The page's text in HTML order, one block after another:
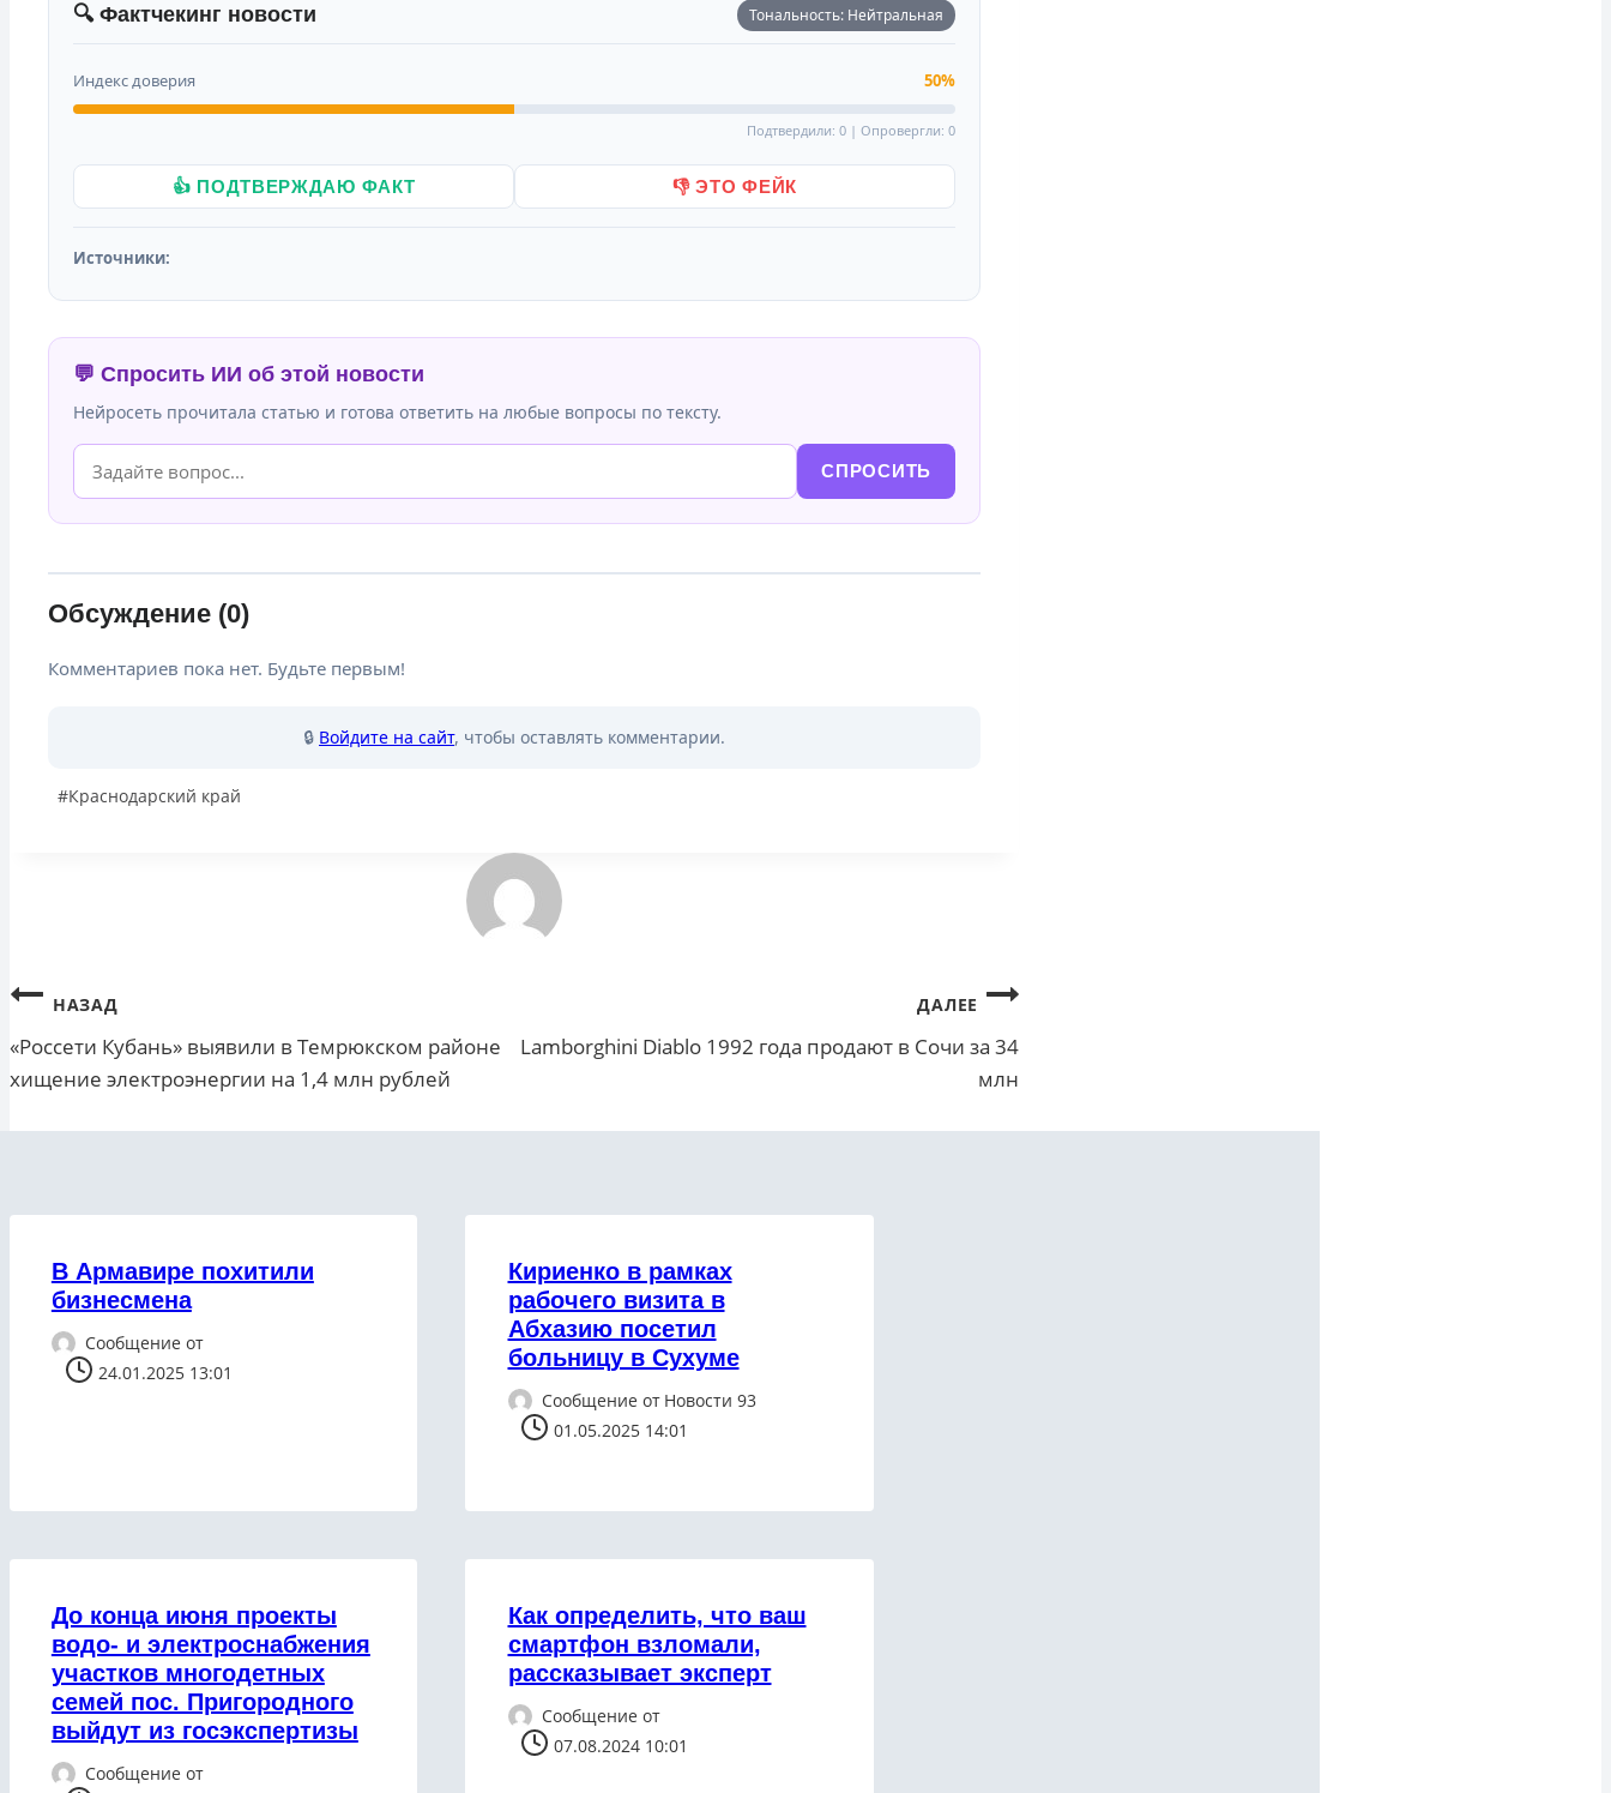
🔍 Фактчекинг новости Тональность: Нейтральная
Индекс доверия 50%
Подтвердили: 0 | Опровергли: 0
👍 ПОДТВЕРЖДАЮ ФАКТ 👎 ЭТО ФЕЙК
Источники:
💬 Спросить ИИ об этой новости
Нейросеть прочитала статью и готова ответить на любые вопросы по тексту.
СПРОСИТЬ
Обсуждение (0)
Комментариев пока нет. Будьте первым!
🔒 Войдите на сайт, чтобы оставлять комментарии.
Метки
#Краснодарский край
Навигация
по
НАЗАД
«Россети Кубань» выявили в Темрюкском районе
хищение электроэнергии на 1,4 млн рублей
ДАЛЕЕ
Lamborghini Diablo 1992 года продают в Сочи за 34
млн
В Армавире похитили
бизнесмена
Сообщение от
24.01.2025 13:01
Кириенко в рамках
рабочего визита в
Абхазию посетил
больницу в Сухуме
Сообщение от Новости 93
01.05.2025 14:01
До конца июня проекты
водо- и электроснабжения
участков многодетных
семей пос. Пригородного
выйдут из госэкспертизы
Сообщение от
Как определить, что ваш
смартфон взломали,
рассказывает эксперт
Сообщение от
07.08.2024 10:01